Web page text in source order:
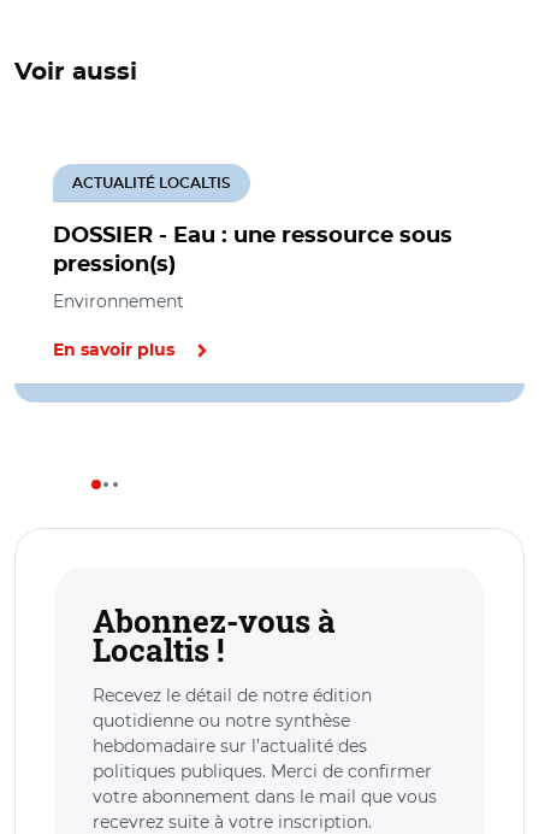
Voir aussi
DOSSIER - Eau : une ressource sous
pression(s)
ACTUALITÉ LOCALTIS
Environnement
En savoir plus
Abonnez-vous à
Localtis !
Recevez le détail de notre édition
quotidienne ou notre synthèse
hebdomadaire sur l’actualité des
politiques publiques. Merci de confirmer
votre abonnement dans le mail que vous
recevrez suite à votre inscription.